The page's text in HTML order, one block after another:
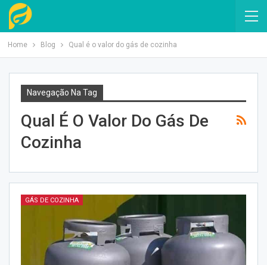
Home Blog Qual é o valor do gás de cozinha
Navegação Na Tag
Qual É O Valor Do Gás De
Cozinha
GÁS DE COZINHA